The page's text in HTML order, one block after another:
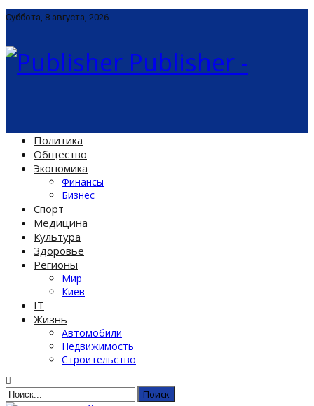
Суббота, 8 августа, 2026
Publisher -
Политика
Общество
Экономика
Финансы
Бизнес
Спорт
Медицина
Культура
Здоровье
Регионы
Мир
Киев
IT
Жизнь
Автомобили
Недвижимость
Строительство